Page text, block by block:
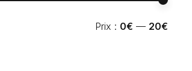
Prix
Prix
Prix : 0€ — 20€